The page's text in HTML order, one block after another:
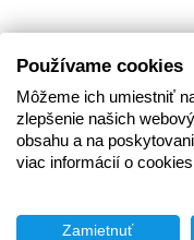
Používame cookies
Môžeme ich umiestniť
zlepšenie našich
obsahu a na
viac informácií o
Zamietnuť